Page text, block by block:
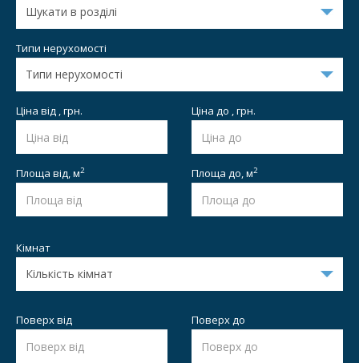
Типи нерухомості
Ціна від , грн. Ціна до , грн.
Площа від,м2 Площа до,м2
Кімнат
Поверх від Поверх до